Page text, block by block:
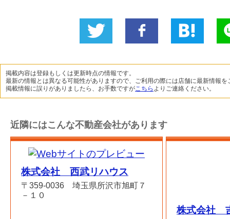
に投稿
ね！
掲載内容は登録もしくは更新時点の情報です。
最新の情報とは異なる可能性がありますので、ご利用の際には店舗に最新情報を
掲載情報に誤りがありましたら、お手数ですがこちら よりご連絡ください。
近隣にはこんな不動産会社があります
株式会社 西武リハウス
〒359-0036 埼玉県所沢市旭町７
－１０
株式会社